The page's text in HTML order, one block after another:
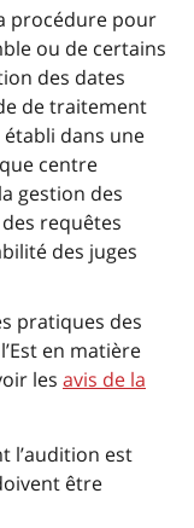
procédure pour
ou de certains
des dates
de traitement
dans une
centre
gestion des
requêtes
des juges
pratiques des
en matière
les avis de la
l’audition est
être